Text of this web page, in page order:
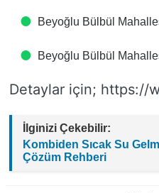
Beyoğlu Bülbül
Beyoğlu Bülbül
Detaylar için; https://
İlginizi Çekebilir:
Kombiden Sıcak Su
Çözüm Rehberi